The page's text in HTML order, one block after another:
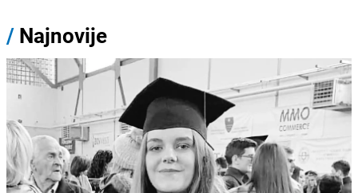
/ Najnovije